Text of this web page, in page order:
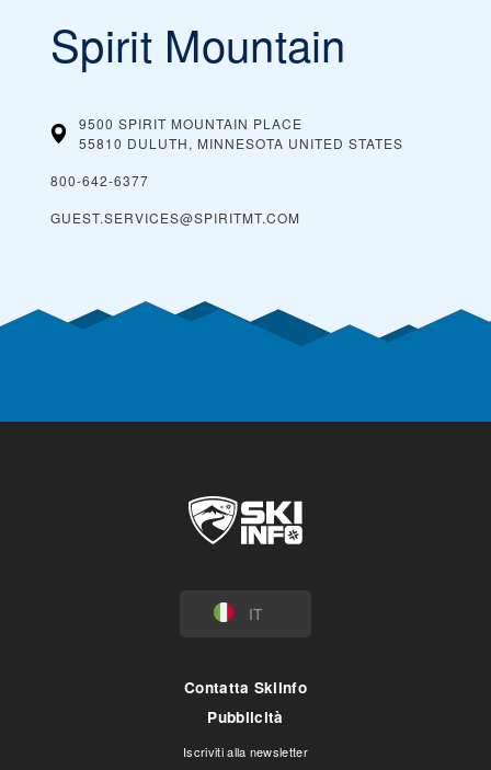
Spirit Mountain
9500 SPIRIT MOUNTAIN PLACE
55810 DULUTH, MINNESOTA UNITED STATES
800-642-6377
GUEST.SERVICES@SPIRITMT.COM
IT
Contatta Skiinfo
Pubblicità
Iscriviti alla newsletter